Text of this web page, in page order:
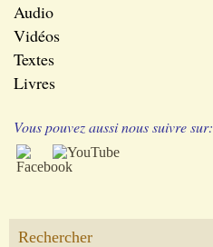
Audio
Vidéos
Textes
Livres
Vous pouvez aussi nous suivre sur:
Rechercher